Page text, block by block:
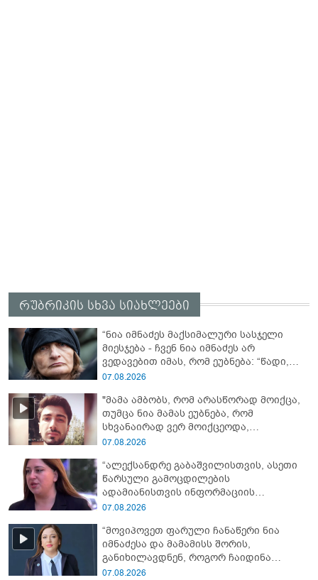
რუბრიკის სხვა სიახლეები
“ნია იმნაძეს მაქსიმალური სასჯელი
მიესჯება - ჩვენ ნია იმნაძეს არ
ვედავებით იმას, რომ ეუბნება: “წადი,
მოკალი“, ეს დაკვეთაა, ჩვენ ვამბობთ,
ავალიანის დედა
07.08.2026
"მამა ამბობს, რომ არასწორად მოიქცა,
თუმცა ნია მამას ეუბნება, რომ
სხვანაირად ვერ მოიქცეოდა,
თანამედროვე ეპოქაში სხვანაირად
დეტალებზე საუბრობს გიგა ავალიანის
საქმის პროკურორი?
07.08.2026
“ალექსანდრე გაბაშვილისთვის, ასეთი
წარსული გამოცდილების
ადამიანისთვის ინფორმაციის
მიწოდება, რომ მასწავლებელი
ფაქტობრივად, წაქეზება იყო” -
პროკურორი ნია იმნაძეზე
07.08.2026
“მოვიპოვეთ ფარული ჩანაწერი ნია
იმნაძესა და მამამისს შორის,
განიხილავდნენ, როგორ ჩაიდინა
გაბაშვილმა დანაშაული” - რას ამბობს
07.08.2026